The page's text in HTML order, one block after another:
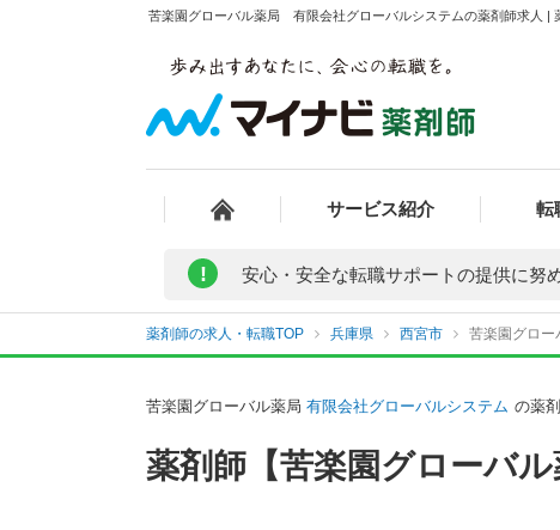
苦楽園グローバル薬局 有限会社グローバルシステムの薬剤師求人 |
サービス紹介 転
! 安心・安全な転職サポートの提供に努
薬剤師の求人・転職TOP 兵庫県 西宮市 苦楽園グロ
苦楽園グローバル薬局 有限会社グローバルシステム の薬
薬剤師【苦楽園グローバル